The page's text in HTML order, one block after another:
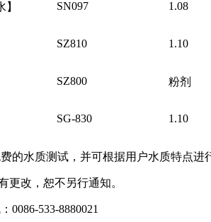
SN097 1.08
SZ810 1.10
SZ800 粉剂
SG-830 1.10
费的水质测试，并可根据用户水质特点进
更改，恕不另行通知。
533-8880021